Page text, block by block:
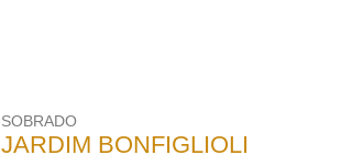
SOBRADO
JARDIM BONFIGLIOLI